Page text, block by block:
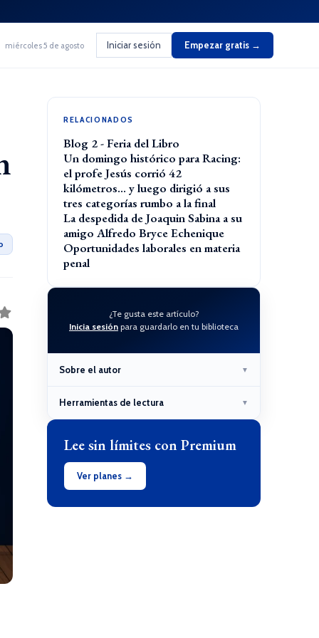
miércoles 5 de agosto Iniciar sesión Empezar gratis →
RELACIONADOS
Blog 2 - Feria del Libro
Un domingo histórico para Racing:
el profe Jesús corrió 42
kilómetros… y luego dirigió a sus
tres categorías rumbo a la final
La despedida de Joaquin Sabina a su
amigo Alfredo Bryce Echenique
Oportunidades laborales en materia
penal
¿Te gusta este artículo?
Inicia sesión para guardarlo en tu biblioteca
Sobre el autor ▼
Herramientas de lectura ▼
Lee sin límites con Premium
Ver planes →